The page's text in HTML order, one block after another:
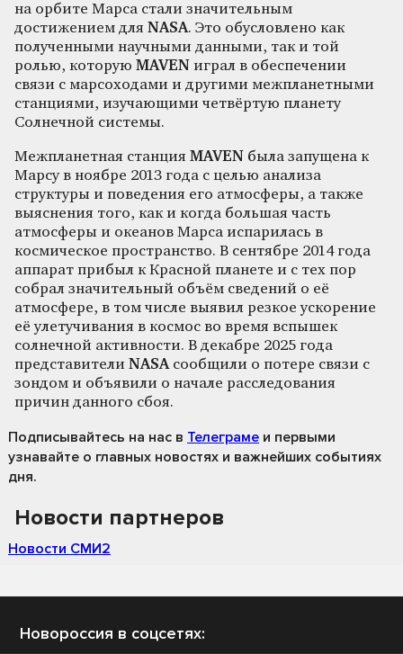
на орбите Марса стали значительным
достижением для NASA. Это обусловлено как
полученными научными данными, так и той
ролью, которую MAVEN играл в обеспечении
связи с марсоходами и другими межпланетными
станциями, изучающими четвёртую планету
Солнечной системы.
Межпланетная станция MAVEN была запущена к
Марсу в ноябре 2013 года с целью анализа
структуры и поведения его атмосферы, а также
выяснения того, как и когда большая часть
атмосферы и океанов Марса испарилась в
космическое пространство. В сентябре 2014 года
аппарат прибыл к Красной планете и с тех пор
собрал значительный объём сведений о её
атмосфере, в том числе выявил резкое ускорение
её улетучивания в космос во время вспышек
солнечной активности. В декабре 2025 года
представители NASAсообщили о потере связи с
зондом и объявили о начале расследования
причин данного сбоя.
Подписывайтесь на нас в Телеграме и первыми
узнавайте о главных новостях и важнейших событиях
дня.
Новости партнеров
Новости СМИ2
Новороссия в соцсетях: